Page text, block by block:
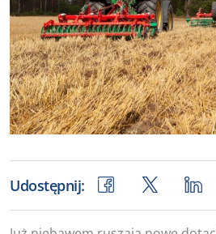
Udostępnij: